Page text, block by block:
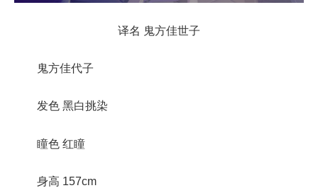
译名 鬼方佳世子
鬼方佳代子
发色 黑白挑染
瞳色 红瞳
身高 157cm